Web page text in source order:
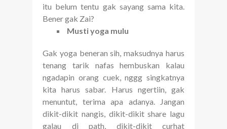
itu belum tentu gak sayang sama kita.
Bener gak Zai?
Musti yoga mulu
Gak yoga beneran sih, maksudnya harus
tenang tarik nafas hembuskan kalau
ngadapin orang cuek, nggg singkatnya
kita harus sabar. Harus ngertiin, gak
menuntut, terima apa adanya. Jangan
dikit-dikit nangis, dikit-dikit share lagu
galau di path, dikit-dikit curhat